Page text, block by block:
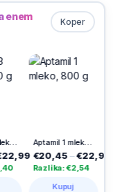
Koper
enem
800 g Aptamil 1 mleko, 800 g
€20,45–€22,99
Razlika: €2,54
Kupuj